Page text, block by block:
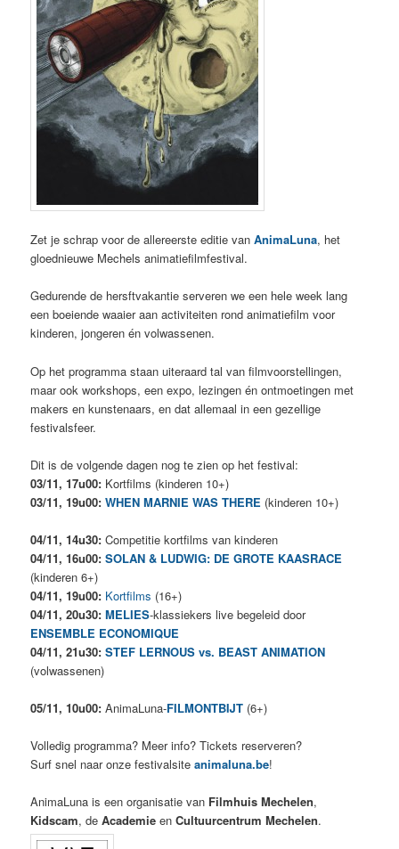
Zet je schrap voor de allereerste editie van AnimaLuna, het
gloednieuwe Mechels animatiefilmfestival.
Gedurende de hersftvakantie serveren we een hele week lang
een boeiende waaier aan activiteiten rond animatiefilm voor
kinderen, jongeren én volwassenen.
Op het programma staan uiteraard tal van filmvoorstellingen,
maar ook workshops, een expo, lezingen én ontmoetingen met
makers en kunstenaars, en dat allemaal in een gezellige
festivalsfeer.
Dit is de volgende dagen nog te zien op het festival:
03/11, 17u00: Kortfilms (kinderen 10+)
03/11, 19u00: WHEN MARNIE WAS THERE (kinderen 10+)
04/11, 14u30: Competitie kortfilms van kinderen
04/11, 16u00: SOLAN & LUDWIG: DE GROTE KAASRACE
(kinderen 6+)
04/11, 19u00: Kortfilms (16+)
04/11, 20u30: MELIES-klassiekers live begeleid door
ENSEMBLE ECONOMIQUE
04/11, 21u30: STEF LERNOUS vs. BEAST ANIMATION
(volwassenen)
05/11, 10u00: AnimaLuna-FILMONTBIJT (6+)
Volledig programma? Meer info? Tickets reserveren?
Surf snel naar onze festivalsiteanimaluna.be!
AnimaLuna is een organisatie van Filmhuis Mechelen,
Kidscam, deAcademie enCultuurcentrum Mechelen.